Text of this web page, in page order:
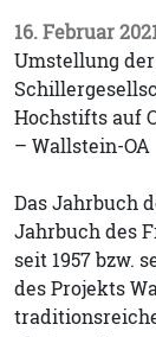
16. Februar
Umstellung
Hochstifts auf
– Wallstein-OA
Das Jahrbuch
Jahrbuch des
seit 1957 bzw.
des Projekts